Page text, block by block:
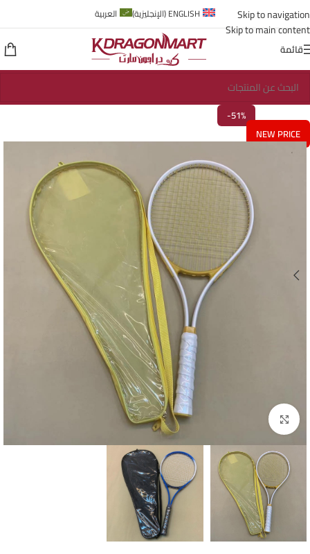
Skip to navigation
Skip to main content
ENGLISH
(الإنجليزية) العربية
قائمة
-51%
NEW PRICE
Click to enlarge